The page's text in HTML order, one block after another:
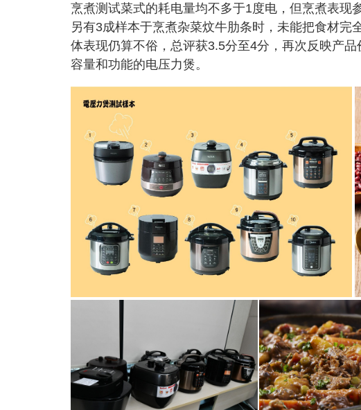
烹煮测试菜式的耗电量均不多于1度电，但烹煮表现
另有3成样本于烹煮杂菜炆牛肋条时，未能把食材
体表现仍算不俗，总评获3.5分至4分，再次反映产
容量和功能的电压力煲。